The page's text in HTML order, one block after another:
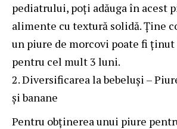
pediatrului, poți adăuga în acest
alimente cu textură solidă. Ține
un piure de morcovi poate fi
pentru cel mult 3 luni.
Diversificarea la bebeluși –
și banane
Pentru obținerea unui piure